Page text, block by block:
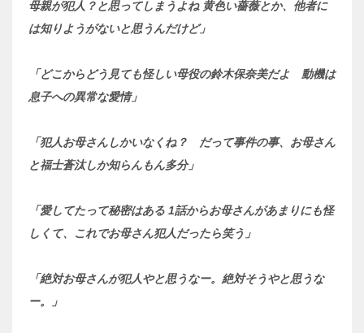
母親が犯人？と思ってしまうよね 黄色い薔薇とか、他者に
は知りようがないと思うんだけど」
「どこからどう見ても怪しい母役の鈴木保奈美だよ 動機は
息子への異常な愛情」
「犯人お母さんしかいなくね？ だって事件の事、お母さん
と福士蒼汰しか知らんもん多分」
「愛してたって秘密はある 1話からお母さんがあまりにも怪
しくて、これでお母さん犯人だったら笑う」
「絶対お母さんが犯人やと思うなー。絶対そうやと思うな
ー。」